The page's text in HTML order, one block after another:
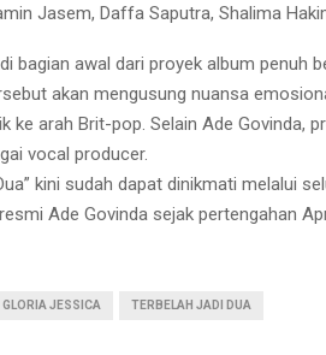
Jasem, Daffa Saputra, Shalima
bagian awal dari proyek album penuh
akan mengusung nuansa
ke arah Brit-pop. Selain Ade Govinda,
vocal producer.
kini sudah dapat dinikmati melalui
Ade Govinda sejak pertengahan
GLORIA JESSICA TERBELAH JADI DUA